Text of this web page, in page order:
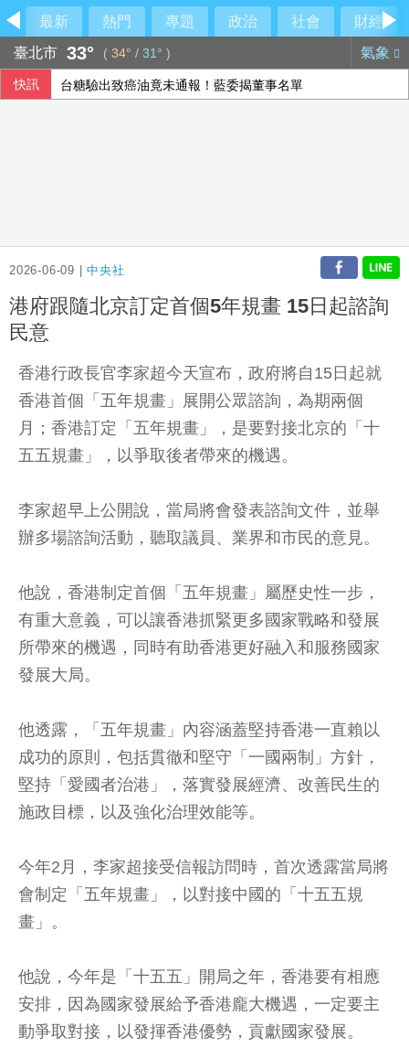
最新 熱門 專題 政治 社會
財經
臺北市 33° ( 34° / 31° ) 氣象
快訊 台糖驗出致癌油竟未通報！藍委揭董事名單
2026-06-09 |中央社
港府跟隨北京訂定首個5年規畫 15日起諮詢
民意
香港行政長官李家超今天宣布，政府將自15日起就
香港首個「五年規畫」展開公眾諮詢，為期兩個
月；香港訂定「五年規畫」，是要對接北京的「十
五五規畫」，以爭取後者帶來的機遇。
李家超早上公開說，當局將會發表諮詢文件，並舉
辦多場諮詢活動，聽取議員、業界和市民的意見。
他說，香港制定首個「五年規畫」屬歷史性一步，
有重大意義，可以讓香港抓緊更多國家戰略和發展
所帶來的機遇，同時有助香港更好融入和服務國家
發展大局。
他透露，「五年規畫」內容涵蓋堅持香港一直賴以
成功的原則，包括貫徹和堅守「一國兩制」方針，
堅持「愛國者治港」，落實發展經濟、改善民生的
施政目標，以及強化治理效能等。
今年2月，李家超接受信報訪問時，首次透露當局將
會制定「五年規畫」，以對接中國的「十五五規
畫」。
他說，今年是「十五五」開局之年，香港要有相應
安排，因為國家發展給予香港龐大機遇，一定要主
動爭取對接，以發揮香港優勢，貢獻國家發展。